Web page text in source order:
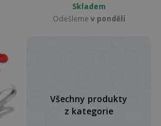
Skladem
Odešleme v pondělí
Všechny produkty
z kategorie